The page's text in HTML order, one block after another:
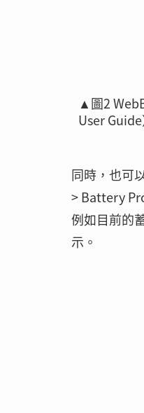
▲圖2
User Guide
同時，也可
> Battery
例如目前的
示。